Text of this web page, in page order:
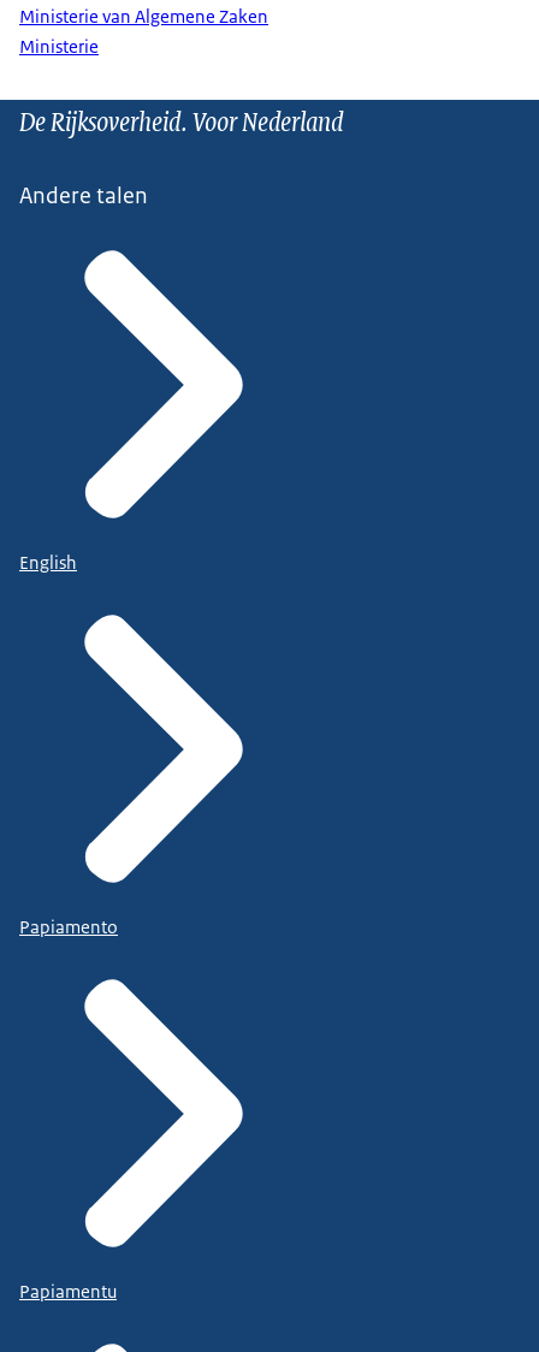
Ministerie van Algemene Zaken
Ministerie
De Rijksoverheid. Voor Nederland
Andere talen
English
Papiamento
Papiamentu